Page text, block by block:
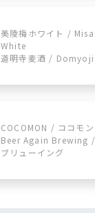
美陵梅ホワイト /
White
道明寺麦酒 /
COCOMON / ココモン
Beer Again Brewing /
ブリューイング